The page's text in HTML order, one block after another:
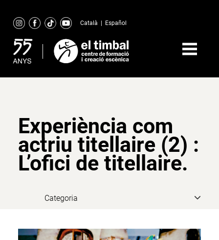
content
Català Español
Experiència com
actriu titellaire (2) :
L’ofici de titellaire.